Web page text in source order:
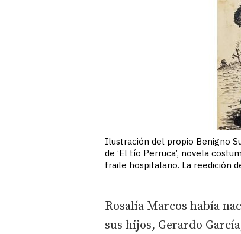
Ilustración del propio Benigno
de ‘El tío Perruca’, novela
fraile hospitalario. La reedición
Rosalía Marcos había
sus hijos, Gerardo